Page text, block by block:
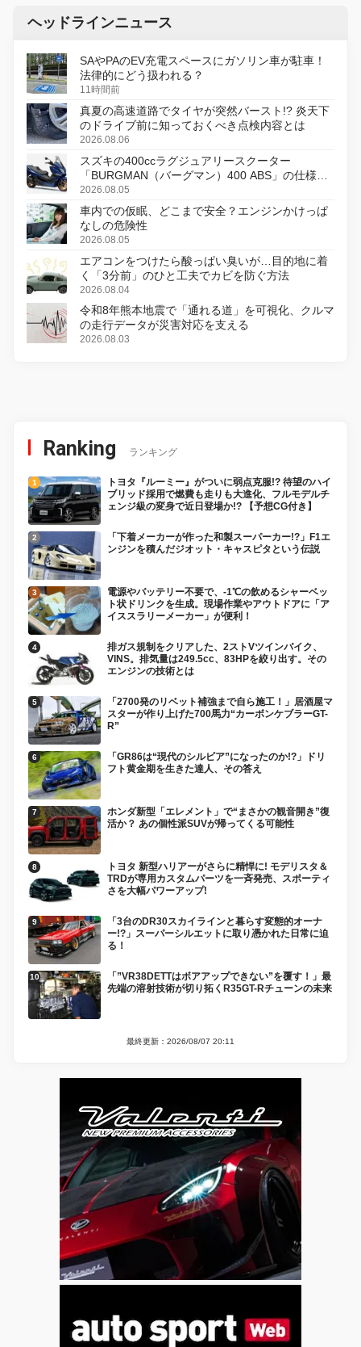
ヘッドラインニュース
SAやPAのEV充電スペースにガソリン車が駐車！
法律的にどう扱われる？
11時間前
真夏の高速道路でタイヤが突然バースト!? 炎天下
のドライブ前に知っておくべき点検内容とは
2026.08.06
スズキの400ccラグジュアリースクーター
「BURGMAN（バーグマン）400 ABS」の仕様を
変更し、8月18日に発売
2026.08.05
車内での仮眠、どこまで安全？エンジンかけっぱ
なしの危険性
2026.08.05
エアコンをつけたら酸っぱい臭いが…目的地に着
く「3分前」のひと工夫でカビを防ぐ方法
2026.08.04
令和8年熊本地震で「通れる道」を可視化、クルマ
の走行データが災害対応を支える
2026.08.03
Ranking ランキング
トヨタ『ルーミー』がついに弱点克服!? 待望のハイ
ブリッド採用で燃費も走りも大進化、フルモデルチ
ェンジ級の変身で近日登場か!? 【予想CG付き】
「下着メーカーが作った和製スーパーカー!?」F1エ
ンジンを積んだジオット・キャスピタという伝説
電源やバッテリー不要で、-1℃の飲めるシャーベッ
ト状ドリンクを生成。現場作業やアウトドアに「ア
イススラリーメーカー」が便利！
排ガス規制をクリアした、2ストVツインバイク、
VINS。排気量は249.5cc、83HPを絞り出す。その
エンジンの技術とは
「2700発のリベット補強まで自ら施工！」居酒屋マ
スターが作り上げた700馬力“カーボンケブラーGT-
R”
「GR86は“現代のシルビア”になったのか!?」ドリ
フト黄金期を生きた達人、その答え
ホンダ新型「エレメント」で“まさかの観音開き”復
活か？ あの個性派SUVが帰ってくる可能性
トヨタ 新型ハリアーがさらに精悍に! モデリスタ＆
TRDが専用カスタムパーツを一斉発売、スポーティ
さを大幅パワーアップ!
「3台のDR30スカイラインと暮らす変態的オーナ
ー!?」スーパーシルエットに取り憑かれた日常に迫
る！
「”VR38DETTはボアアップできない”を覆す！」最
先端の溶射技術が切り拓くR35GT-Rチューンの未来
最終更新：2026/08/07 20:11